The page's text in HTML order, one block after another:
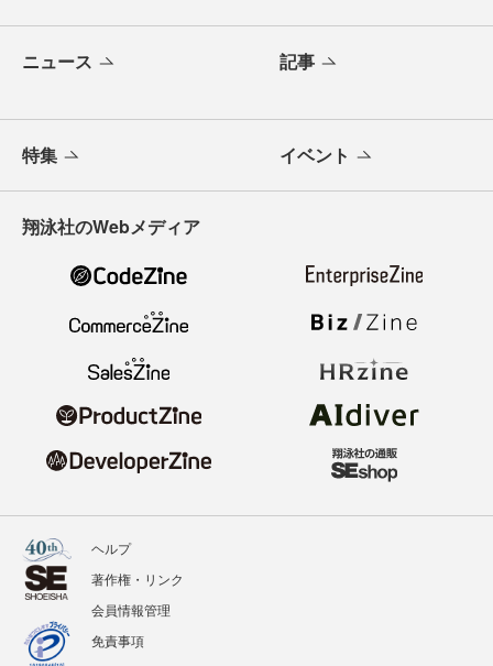
ニュース 記事
特集 イベント
翔泳社のWebメディア
ヘルプ
著作権・リンク
会員情報管理
免責事項